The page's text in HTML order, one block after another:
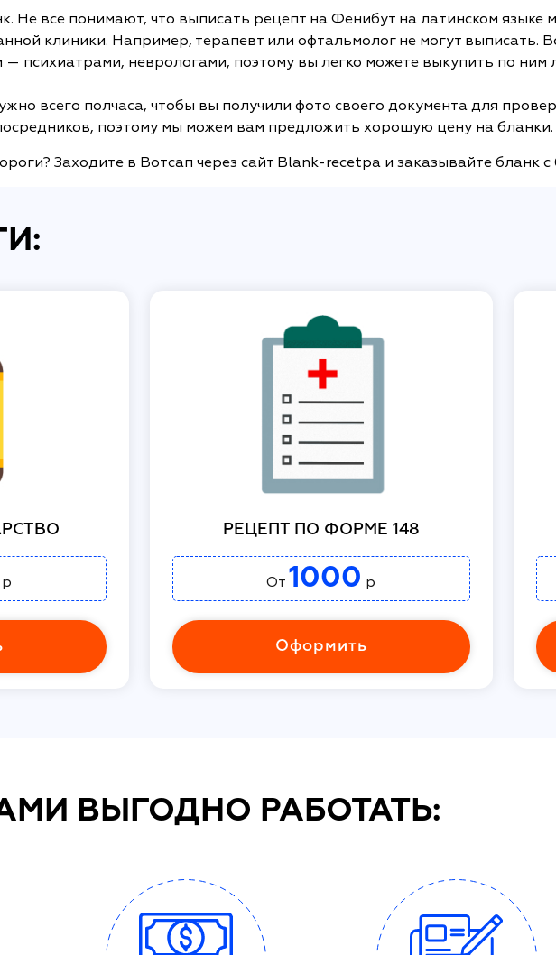
Не все понимают, что выписать рецепт на Фенибут на латинском
клиники. Например, терапевт или офтальмолог не могут выписать.
психиатрами, неврологами, поэтому вы легко можете выкупить по ним
всего полчаса, чтобы вы получили фото своего документа для
поэтому мы можем вам предложить хорошую цену на бланки.
Заходите в Вотсап через сайт Blank-recetpa и заказывайте бланк
р
РЕЦЕПТ ПО ФОРМЕ 148
От 1000 р
Оформить
ВЫГОДНО РАБОТАТЬ: